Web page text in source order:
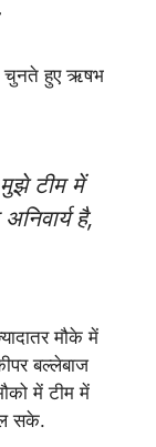
चुनते हुए ऋषभ
टीम में
है,
मौके में
बल्लेबाज
में टीम में
सके.